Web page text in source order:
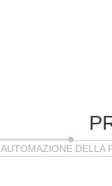
AUTOMAZIONE DELLA